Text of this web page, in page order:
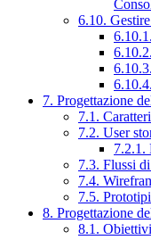
6.10.
7. Progettazione
7.1.
7.2. User
7.2.1.
7.3. Flussi
7.4.
7.5.
8. Progettazione
8.1.